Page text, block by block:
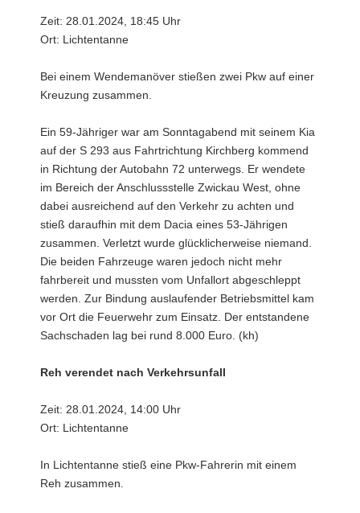
Zeit: 28.01.2024, 18:45 Uhr
Ort: Lichtentanne
Bei einem Wendemanöver stießen zwei Pkw auf einer
Kreuzung zusammen.
Ein 59-Jähriger war am Sonntagabend mit seinem Kia
auf der S 293 aus Fahrtrichtung Kirchberg kommend
in Richtung der Autobahn 72 unterwegs. Er wendete
im Bereich der Anschlussstelle Zwickau West, ohne
dabei ausreichend auf den Verkehr zu achten und
stieß daraufhin mit dem Dacia eines 53-Jährigen
zusammen. Verletzt wurde glücklicherweise niemand.
Die beiden Fahrzeuge waren jedoch nicht mehr
fahrbereit und mussten vom Unfallort abgeschleppt
werden. Zur Bindung auslaufender Betriebsmittel kam
vor Ort die Feuerwehr zum Einsatz. Der entstandene
Sachschaden lag bei rund 8.000 Euro. (kh)
Reh verendet nach Verkehrsunfall
Zeit: 28.01.2024, 14:00 Uhr
Ort: Lichtentanne
In Lichtentanne stieß eine Pkw-Fahrerin mit einem
Reh zusammen.